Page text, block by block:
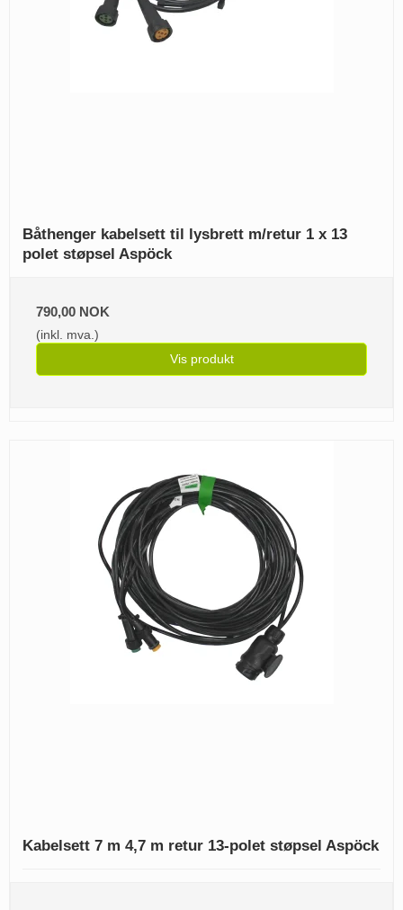
Båthenger kabelsett til lysbrett m/retur 1 x 13
polet støpsel Aspöck
790,00 NOK
(inkl. mva.)
Vis produkt
Kabelsett 7 m 4,7 m retur 13-polet støpsel Aspöck